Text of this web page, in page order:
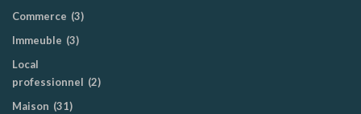
Commerce (3)
Immeuble (3)
Local
professionnel (2)
Maison (31)